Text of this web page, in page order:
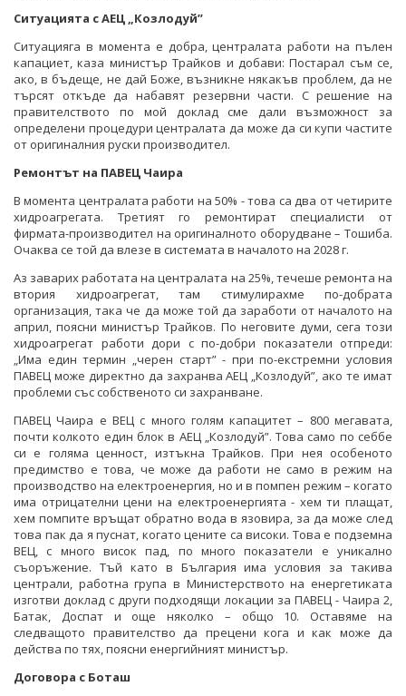
Ситуацията с АЕЦ „Козлодуй”
Ситуацияга в момента е добра, централата работи на пълен
капациет, каза министър Трайков и добави: Постарал съм се,
ако, в бъдеще, не дай Боже, възникне някакъв проблем, да не
търсят откъде да набавят резервни части. С решение на
правителството по мой доклад сме дали възможност за
определени процедури централата да може да си купи частите
от оригиналния руски производител.
Ремонтът на ПАВЕЦ Чаира
В момента централата работи на 50% - това са два от четирите
хидроагрегата. Третият го ремонтират специалисти от
фирмата-производител на оригиналното оборудване – Тошиба.
Очаква се той да влезе в системата в началото на 2028 г.
Аз заварих работата на централата на 25%, течеше ремонта на
втория хидроагрегат, там стимулирахме по-добрата
организация, така че да може той да заработи от началото на
април, поясни министър Трайков. По неговите думи, сега този
хидроагрегат работи дори с по-добри показатели отпреди:
„Има един термин „черен старт” - при по-екстремни условия
ПАВЕЦ може директно да захранва АЕЦ „Козлодуй”, ако те имат
проблеми със собственото си захранване.
ПАВЕЦ Чаира е ВЕЦ с много голям капацитет – 800 мегавата,
почти колкото един блок в АЕЦ „Козлодуй”. Това само по себбе
си е голяма ценност, изтъкна Трайков. При нея особеното
предимство е това, че може да работи не само в режим на
производство на електроенергия, но и в помпен режим – когато
има отрицателни цени на електроенергията - хем ти плащат,
хем помпите връщат обратно вода в язовира, за да може след
това пак да я пуснат, когато цените са високи. Това е подземна
ВЕЦ, с много висок пад, по много показатели е уникално
съоръжение. Тъй като в България има условия за такива
централи, работна група в Министерството на енергетиката
изготви доклад с други подходящи локации за ПАВЕЦ - Чаира 2,
Батак, Доспат и още няколко – общо 10. Оставяме на
следващото правителство да прецени кога и как може да
действа по тях, поясни енергийният министър.
Договора с Боташ